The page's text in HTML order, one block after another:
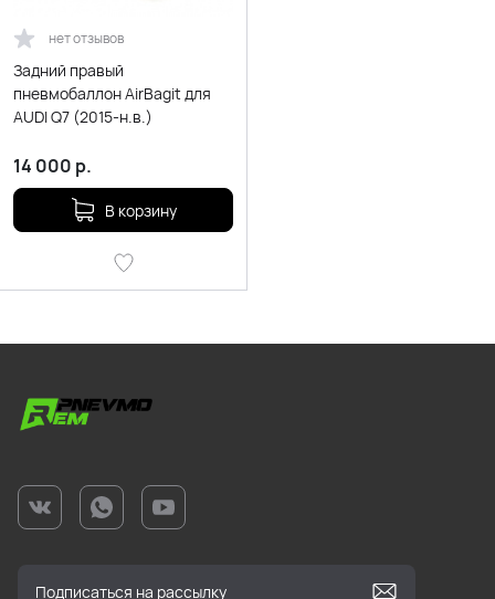
нет отзывов
Задний правый
пневмобаллон AirBagit для
AUDI Q7 (2015-н.в.)
14 000 р.
В корзину